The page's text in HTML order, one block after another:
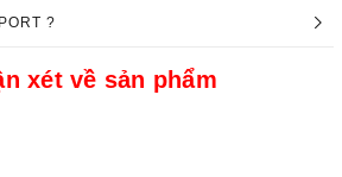
?
xét về sản phẩm